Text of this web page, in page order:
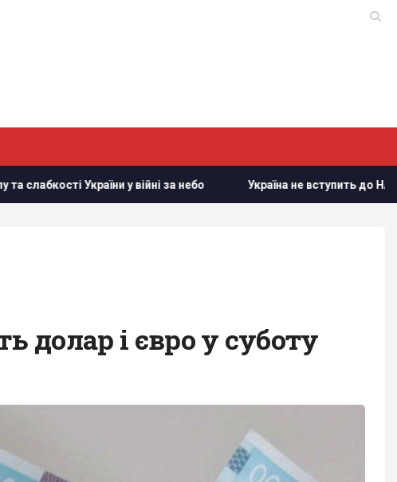
у війні за небо Україна не вступить до НАТО, але це не
долар і євро у суботу